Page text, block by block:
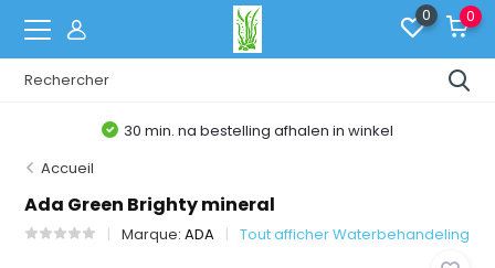
0 0
30 min. na bestelling afhalen in winkel
Accueil
Ada Green Brighty mineral
Marque:ADA Tout afficher Waterbehandeling